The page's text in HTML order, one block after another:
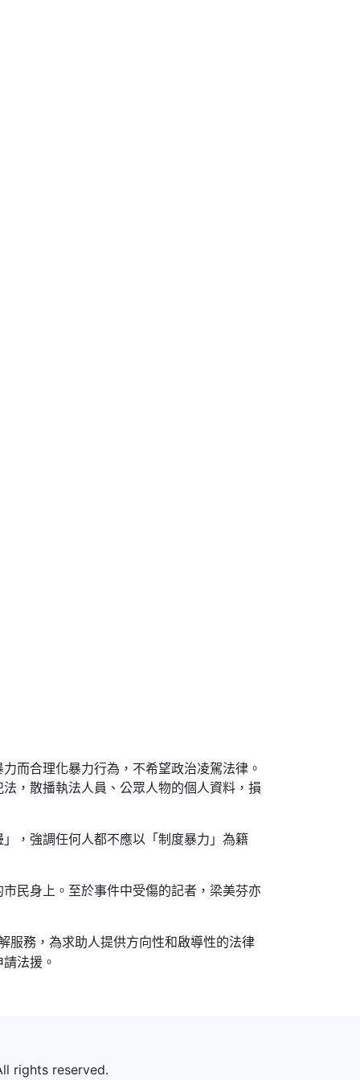
而合理化暴力行為，不希望政治凌駕法律。
，散播執法人員、公眾人物的個人資料， 損
， 強調任何人都不應以「制度暴力」為籍
民身上。至於事件中受傷的記者，梁美芬亦
服務，為求助人提供方向性和啟導性的法律
法援。
rights reserved.